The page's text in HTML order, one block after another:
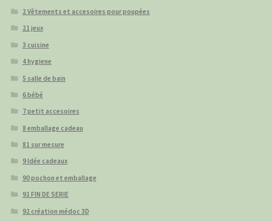
2 Vêtements et accesoires pour poupées
21 jeux
3 cuisine
4 hygiene
5 salle de bain
6 bébé
7 petit accesoires
8 emballage cadeau
81 sur mesure
9 Idée cadeaux
90 pochon et emballage
91 FIN DE SERIE
92 création médoc 3D